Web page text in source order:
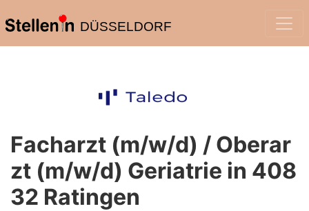
DÜSSELDORF
Facharzt (m/w/d) / Oberar
zt (m/w/d) Geriatrie in 408
32 Ratingen